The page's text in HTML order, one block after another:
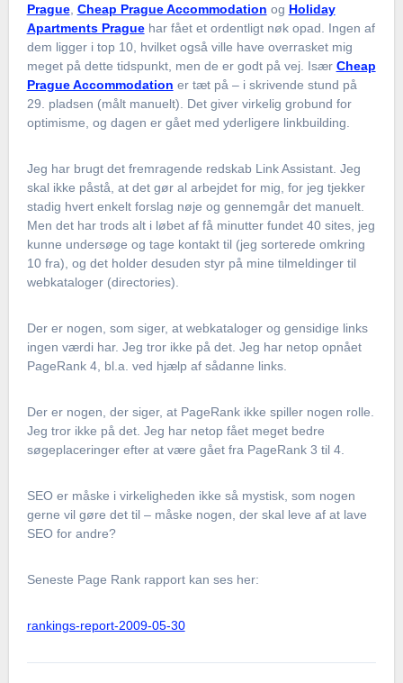
Prague, Cheap Prague Accommodation og Holiday
Apartments Praguehar fået et ordentligt nøk opad. Ingen af
dem ligger i top 10, hvilket også ville have overrasket mig
meget på dette tidspunkt, men de er godt på vej. Især Cheap
Prague Accommodation er tæt på – i skrivende stund på
29. pladsen (målt manuelt). Det giver virkelig grobund for
optimisme, og dagen er gået med yderligere linkbuilding.
Jeg har brugt det fremragende redskab Link Assistant. Jeg
skal ikke påstå, at det gør al arbejdet for mig, for jeg tjekker
stadig hvert enkelt forslag nøje og gennemgår det manuelt.
Men det har trods alt i løbet af få minutter fundet 40 sites, jeg
kunne undersøge og tage kontakt til (jeg sorterede omkring
10 fra), og det holder desuden styr på mine tilmeldinger til
webkataloger (directories).
Der er nogen, som siger, at webkataloger og gensidige links
ingen værdi har. Jeg tror ikke på det. Jeg har netop opnået
PageRank 4, bl.a. ved hjælp af sådanne links.
Der er nogen, der siger, at PageRank ikke spiller nogen rolle.
Jeg tror ikke på det. Jeg har netop fået meget bedre
søgeplaceringer efter at være gået fra PageRank 3 til 4.
SEO er måske i virkeligheden ikke så mystisk, som nogen
gerne vil gøre det til – måske nogen, der skal leve af at lave
SEO for andre?
Seneste Page Rank rapport kan ses her:
rankings-report-2009-05-30